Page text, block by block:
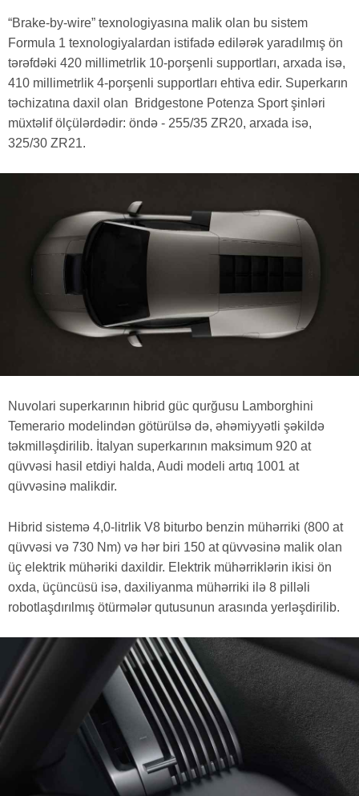
“Brake-by-wire” texnologiyasına malik olan bu sistem
Formula 1 texnologiyalardan istifadə edilərək yaradılmış ön
tərəfdəki 420 millimetrlik 10-porşenli supportları, arxada isə,
410 millimetrlik 4-porşenli supportları ehtiva edir. Superkarın
təchizatına daxil olan Bridgestone Potenza Sport şinləri
müxtəlif ölçülərdədir: öndə - 255/35 ZR20, arxada isə,
325/30 ZR21.
Nuvolari superkarının hibrid güc qurğusu Lamborghini
Temerario modelindən götürülsə də, əhəmiyyətli şəkildə
təkmilləşdirilib. İtalyan superkarının maksimum 920 at
qüvvəsi hasil etdiyi halda, Audi modeli artıq 1001 at
qüvvəsinə malikdir.
Hibrid sistemə 4,0-litrlik V8 biturbo benzin mühərriki (800 at
qüvvəsi və 730 Nm) və hər biri 150 at qüvvəsinə malik olan
üç elektrik mühəriki daxildir. Elektrik mühərriklərin ikisi ön
oxda, üçüncüsü isə, daxiliyanma mühərriki ilə 8 pilləli
robotlaşdırılmış ötürmələr qutusunun arasında yerləşdirilib.